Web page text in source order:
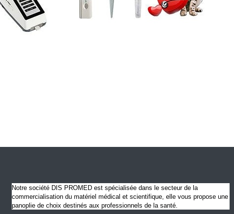
Notre société DIS PROMED est spécialisée dans le secteur de la
commercialisation du matériel médical et scientifique, elle vous propose une
panoplie de choix destinés aux professionnels de la santé.